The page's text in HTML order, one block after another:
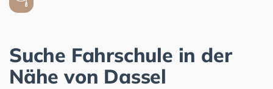
Suche Fahrschule in der
Nähe von Dassel